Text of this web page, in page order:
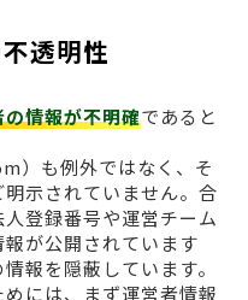
透明性
の情報が不明確であると
も例外ではなく、そ
示されていません。合
登録番号や運営チーム
が公開されています
報を隠蔽しています。
には、まず運営者情報